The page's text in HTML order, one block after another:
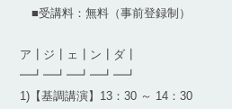
■受講料：無料（事前登録制）
ア┃ジ┃ェ┃ン┃ダ┃
━┛━┛━┛━┛━┛
1)【基調講演】13：30 ～ 14：30